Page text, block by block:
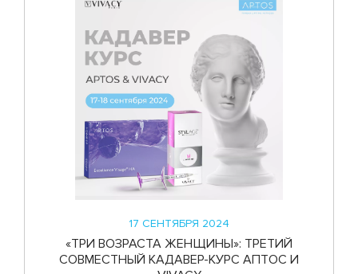
17 СЕНТЯБРЯ 2024
«ТРИ ВОЗРАСТА ЖЕНЩИНЫ»: ТРЕТИЙ
СОВМЕСТНЫЙ КАДАВЕР-КУРС АПТОС И